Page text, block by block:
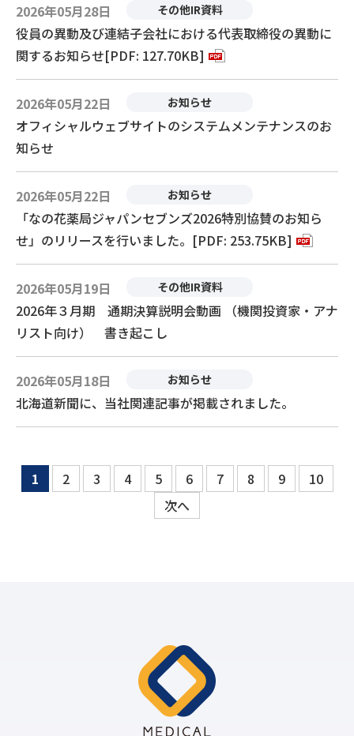
2026年05月28日 その他IR資料
役員の異動及び連結子会社における代表取締役の異動に
関するお知らせ[PDF: 127.70KB]
2026年05月22日 お知らせ
オフィシャルウェブサイトのシステムメンテナンスのお
知らせ
2026年05月22日 お知らせ
「なの花薬局ジャパンセブンズ2026特別協賛のお知ら
せ」のリリースを行いました。[PDF: 253.75KB]
2026年05月19日 その他IR資料
2026年３月期 通期決算説明会動画 （機関投資家・アナ
リスト向け） 書き起こし
2026年05月18日 お知らせ
北海道新聞に、当社関連記事が掲載されました。
1 2 3 4 5 6 7 8 9
10
次へ